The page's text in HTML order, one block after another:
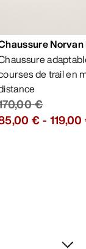
de trail en
€
€-